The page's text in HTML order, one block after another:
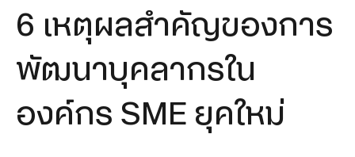
dtac BIZ 5G MAX DATA
dtac BIZ 5G MAX VOICE
dtac BIZ 5G MAX DEVICE
6 เหตุผลสำคัญของการ
พัฒนาบุคลากรใน
องค์กร SME ยุคใหม่